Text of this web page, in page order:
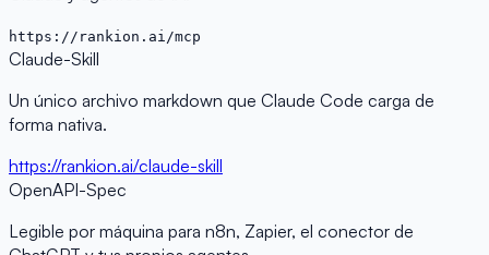
https://rankion.ai/mcp
Claude-Skill
Un único archivo markdown que Claude Code carga de
forma nativa.
https://rankion.ai/claude-skill
OpenAPI-Spec
Legible por máquina para n8n, Zapier, el conector de